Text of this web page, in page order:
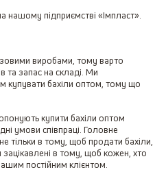
підприємстві «Імпласт».
виробами, тому варто
та запас на складі. Ми
купувати бахіли оптом, тому що
купити бахіли оптом
умови співпраці. Головне
тільки в тому, щоб продати бахіли,
зацікавлені в тому, щоб кожен, хто
постійним клієнтом.